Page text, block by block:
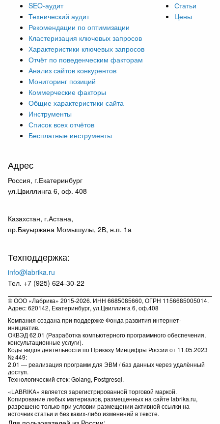
SEO-аудит
Технический аудит
Рекомендации по оптимизации
Кластеризация ключевых запросов
Характеристики ключевых запросов
Отчёт по поведенческим факторам
Анализ сайтов конкурентов
Мониторинг позиций
Коммерческие факторы
Общие характеристики сайта
Инструменты
Список всех отчётов
Бесплатные инструменты
Статьи
Цены
Адрес
Россия, г.Екатеринбург
ул.Цвиллинга 6, оф. 408
Казахстан, г.Астана,
пр.Бауыржана Момышулы, 2В, н.п. 1а
Техподдержка:
info@labrika.ru
Тел. +7 (925) 624-30-22
© ООО «Лабрика» 2015-2026. ИНН 6685085660, ОГРН 1156685005014.
Адрес: 620142, Екатеринбург, ул.Цвиллинга 6, оф.408
Компания создана при поддержке Фонда развития интернет-
инициатив.
ОКВЭД 62.01 (Разработка компьютерного программного обеспечения,
консультационные услуги).
Коды видов деятельности по Приказу Минцифры России от 11.05.2023
№ 449:
2.01 — реализация программ для ЭВМ / баз данных через удалённый
доступ.
Технологический стек: Golang, Postgresql.
«LABRIKA» является зарегистрированной торговой маркой.
Копирование любых материалов, размещенных на сайте labrika.ru,
разрешено только при условии размещении активной ссылки на
источник статьи и без каких-либо изменений в тексте.